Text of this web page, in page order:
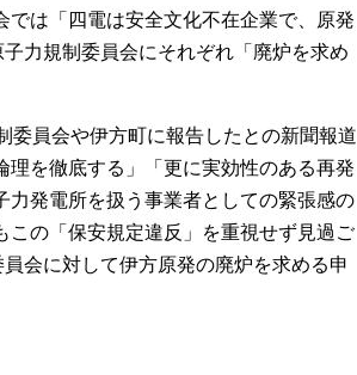
では「四電は安全文化不在企業で、原発
力規制委員会にそれぞれ「廃炉を求め
委員会や伊方町に報告したとの新聞報道
を徹底する」「更に実効性のある再発
力発電所を扱う事業者としての緊張感の
の「保安規定違反」を重視せず見過ご
会に対して伊方原発の廃炉を求める申